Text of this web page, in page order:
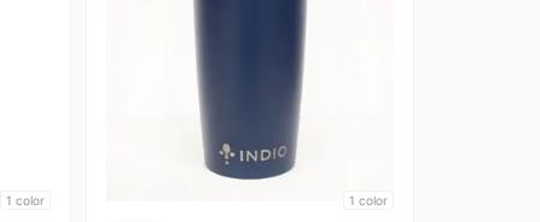
1 color 1 color